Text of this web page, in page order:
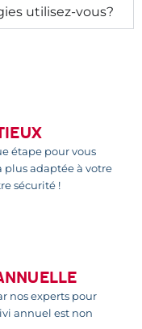
utilisez-vous?
étape pour vous
plus adaptée à votre
sécurité !
nos experts pour
annuel est non